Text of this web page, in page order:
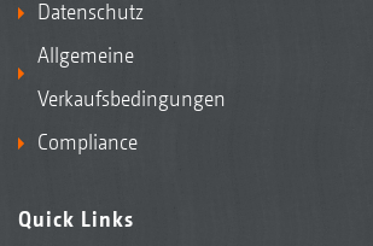
Datenschutz
Allgemeine
Verkaufsbedingungen
Compliance
Quick Links